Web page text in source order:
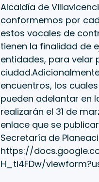
Alcaldía de
conformemos por
estos vocales de
tienen la finalidad de
entidades, para velar
encuentros, los
pueden adelantar en
realizarán el 31 de
enlace que se
Secretaría de
https://
H_ti4FDw/